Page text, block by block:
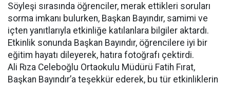
Söyleşi sırasında öğrenciler, merak ettikleri soruları
sorma imkanı bulurken, Başkan Bayındır, samimi ve
içten yanıtlarıyla etkinliğe katılanlara bilgiler aktardı.
Etkinlik sonunda Başkan Bayındır, öğrencilere iyi bir
eğitim hayatı dileyerek, hatıra fotoğrafı çektirdi.
Ali Rıza Celeboğlu Ortaokulu Müdürü Fatih Fırat,
Başkan Bayındır’a teşekkür ederek, bu tür etkinliklerin